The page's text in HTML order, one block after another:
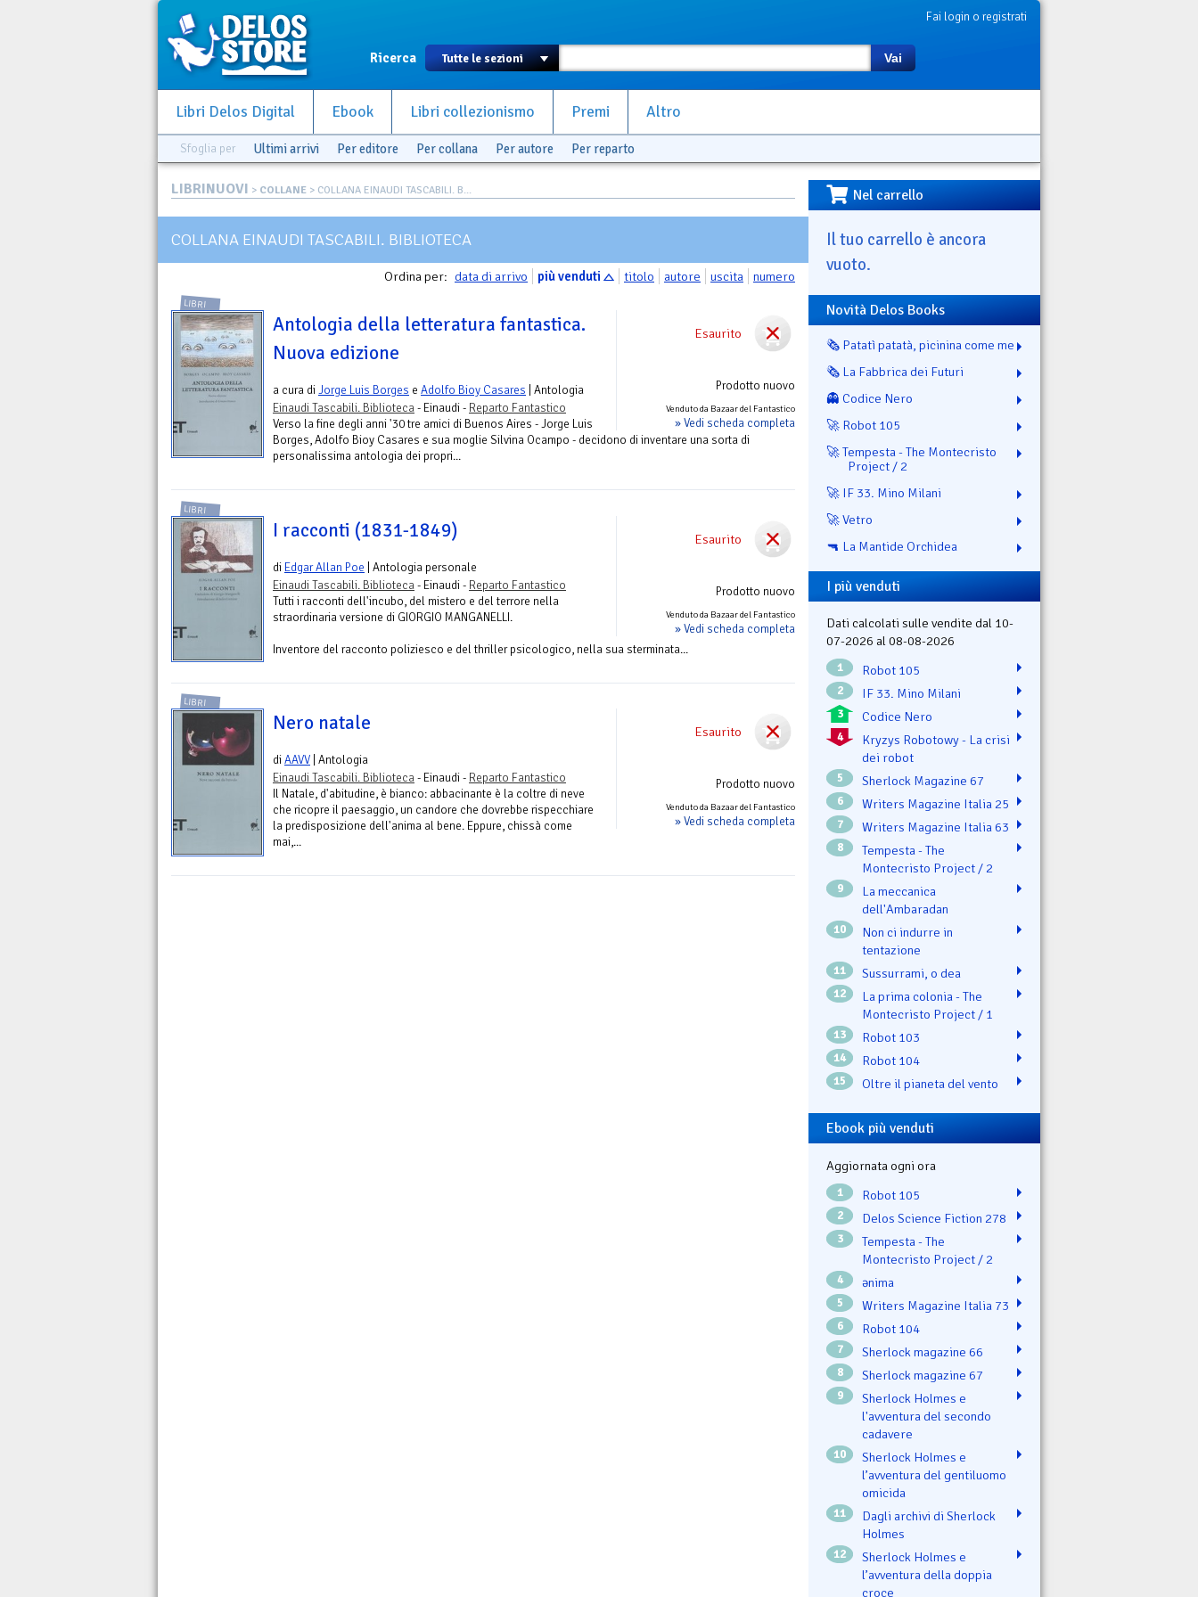
Fai login o registrati
Ricerca Vai
Libri Delos Digital Ebook Libri collezionismo Premi Altro
Sfoglia per Ultimi arrivi Per editore Per collana Per autore Per reparto
LIBRINUOVI > COLLANE > COLLANA EINAUDI TASCABILI. B...
COLLANA EINAUDI TASCABILI. BIBLIOTECA
Ordina per: data di arrivo più venduti titolo autore uscita numero
Esaurito
Prodotto nuovo
Venduto da Bazaar del Fantastico
» Vedi scheda completa
LIBRI
Antologia della letteratura fantastica.
Nuova edizione
a cura diJorge Luis Borges e Adolfo Bioy Casares | Antologia
Einaudi Tascabili. Biblioteca- Einaudi - Reparto Fantastico
Verso la fine degli anni '30 tre amici di Buenos Aires - Jorge Luis
Borges, Adolfo Bioy Casares e sua moglie Silvina Ocampo - decidono di inventare una sorta di
personalissima antologia dei propri...
Esaurito
Prodotto nuovo
Venduto da Bazaar del Fantastico
» Vedi scheda completa
LIBRI
I racconti (1831-1849)
di Edgar Allan Poe | Antologia personale
Einaudi Tascabili. Biblioteca- Einaudi - Reparto Fantastico
Tutti i racconti dell'incubo, del mistero e del terrore nella
straordinaria versione di GIORGIO MANGANELLI.
Inventore del racconto poliziesco e del thriller psicologico, nella sua sterminata...
Esaurito
Prodotto nuovo
Venduto da Bazaar del Fantastico
» Vedi scheda completa
LIBRI
Nero natale
diAAVV | Antologia
Einaudi Tascabili. Biblioteca- Einaudi - Reparto Fantastico
Il Natale, d'abitudine, è bianco: abbacinante è la coltre di neve
che ricopre il paesaggio, un candore che dovrebbe rispecchiare
la predisposizione dell'anima al bene. Eppure, chissà come
mai,...
Nel carrello
Il tuo carrello è ancora
vuoto.
Novità Delos Books
🗞️ Patatì patatà, picinina come me
🗞️ La Fabbrica dei Futuri
👻 Codice Nero
🚀 Robot 105
🚀 Tempesta - The Montecristo
Project / 2
🚀 IF 33. Mino Milani
🚀 Vetro
🔫 La Mantide Orchidea
I più venduti
Dati calcolati sulle vendite dal 10-
07-2026 al 08-08-2026
1 Robot 105
2 IF 33. Mino Milani
3 Codice Nero
4
Kryzys Robotowy - La crisi
dei robot
5 Sherlock Magazine 67
6 Writers Magazine Italia 25
7 Writers Magazine Italia 63
8
Tempesta - The
Montecristo Project / 2
9
La meccanica
dell'Ambaradan
10
Non ci indurre in
tentazione
11 Sussurrami, o dea
12
La prima colonia - The
Montecristo Project / 1
13 Robot 103
14 Robot 104
15 Oltre il pianeta del vento
Ebook più venduti
Aggiornata ogni ora
1 Robot 105
2 Delos Science Fiction 278
3
Tempesta - The
Montecristo Project / 2
4 ənima
5 Writers Magazine Italia 73
6 Robot 104
7 Sherlock magazine 66
8 Sherlock magazine 67
9
Sherlock Holmes e
l'avventura del secondo
cadavere
10
Sherlock Holmes e
l’avventura del gentiluomo
omicida
11
Dagli archivi di Sherlock
Holmes
12
Sherlock Holmes e
l’avventura della doppia
croce